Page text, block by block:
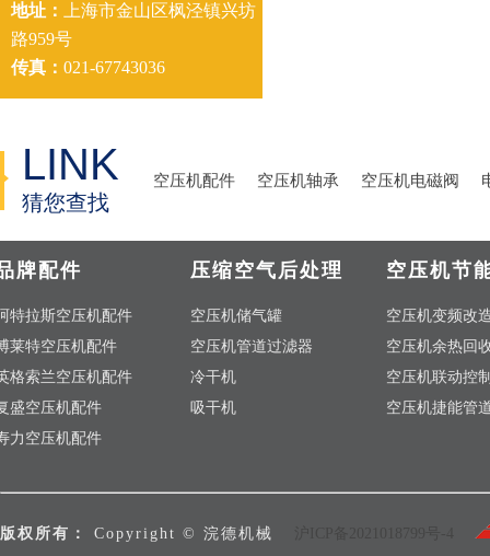
地址：
上海市金山区枫泾镇兴坊
路959号
传真： 021-67743036
LINK
猜您查找
空压机配件 空压机轴承 空压机电磁阀
牌配件
特拉斯空压机配件
莱特空压机配件
格索兰空压机配件
盛空压机配件
力空压机配件
压缩空气后处理
空压机储气罐
空压机管道过滤器
冷干机
吸干机
空压机节
空压机变频改
空压机余热回
空压机联动控
空压机捷能管
版权所有： Copyright © 浣德机械